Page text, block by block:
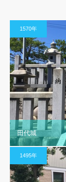
1570年
田代城
1495年